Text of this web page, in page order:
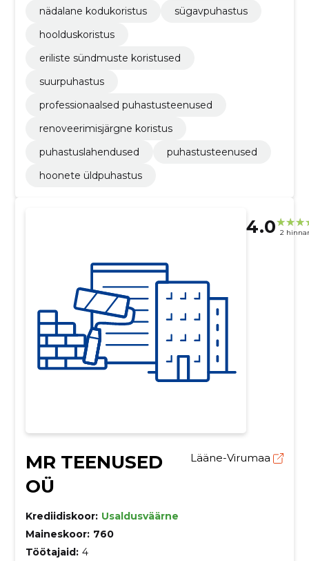
nädalane kodukoristus
sügavpuhastus
hoolduskoristus
eriliste sündmuste koristused
suurpuhastus
professionaalsed puhastusteenused
renoveerimisjärgne koristus
puhastuslahendused
puhastusteenused
hoonete üldpuhastus
4.0 2
MR TEENUSED
OÜ
Lääne-Virumaa
Krediidiskoor: Usaldusväärne
Maineskoor: 760
Töötajaid: 4